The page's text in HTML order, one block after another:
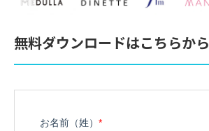
無料ダウンロードはこちらから